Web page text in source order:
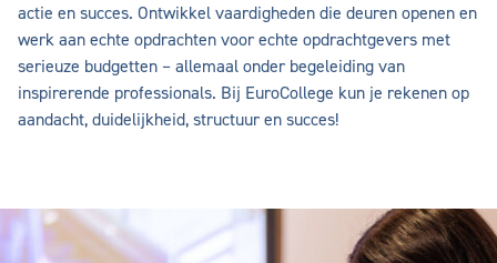
actie en succes. Ontwikkel vaardigheden die deuren openen en
werk aan echte opdrachten voor echte opdrachtgevers met
serieuze budgetten – allemaal onder begeleiding van
inspirerende professionals. Bij EuroCollege kun je rekenen op
aandacht, duidelijkheid, structuur en succes!